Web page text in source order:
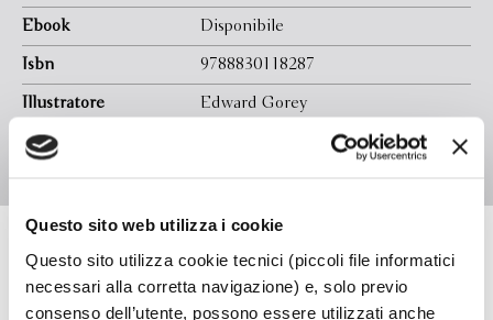
Questo sito web utilizza i cookie
Questo sito utilizza cookie tecnici (piccoli file informatici
necessari alla corretta navigazione) e, solo previo
consenso dell’utente, possono essere utilizzati anche
Ebook Disponibile
Isbn 9788830118287
Illustratore Edward Gorey
Traduttore Paolo Maria Bonora
Florence Parry Heide